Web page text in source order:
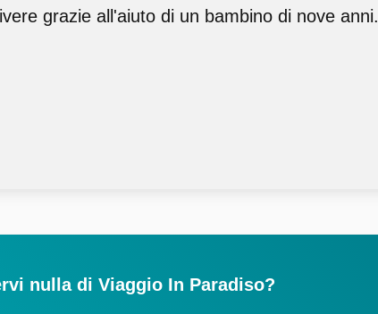
grazie all'aiuto di un bambino di nove anni.
nulla di Viaggio In Paradiso?